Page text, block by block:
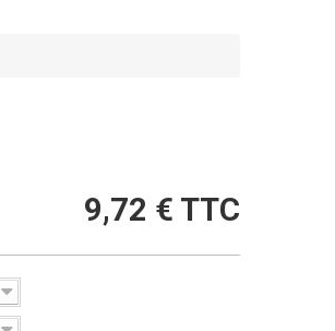
9,72 € TTC